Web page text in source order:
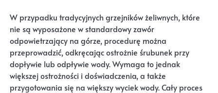
W przypadku tradycyjnych grzejników żeliwnych, które
nie są wyposażone w standardowy zawór
odpowietrzający na górze, procedurę można
przeprowadzić, odkręcając ostrożnie śrubunek przy
dopływie lub odpływie wody. Wymaga to jednak
większej ostrożności i doświadczenia, a także
przygotowania się na większy wyciek wody. Cały proces